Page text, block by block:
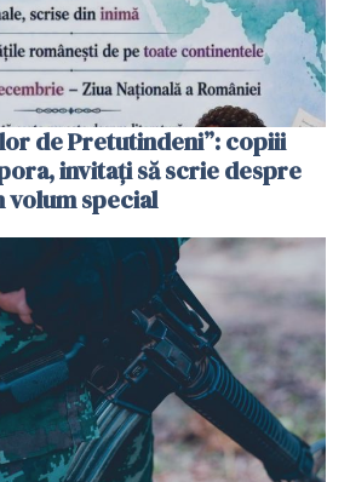
de Pretutindeni”: copiii
invitați să scrie despre
volum special